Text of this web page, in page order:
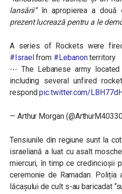
lansării”în apropierea a două
prezent lucrează pentru a le
A series of Rockets were
#Israelfrom #Lebanonterritory
⋯ The Lebanese army
including several unfired
respondpic.twitter.com/
— Arthur Morgan
Tensiunile din regiune sunt la
israeliană a luat cu asalt
miercuri, în timp ce credincioșii
ceremonie de Ramadan.
lăcașului de cult s-au baricadat